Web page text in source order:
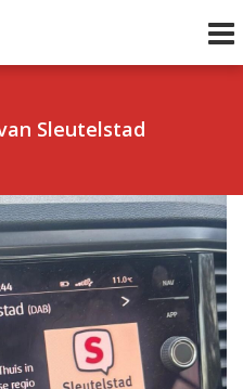
Sleutelstad
0 Volgend uur